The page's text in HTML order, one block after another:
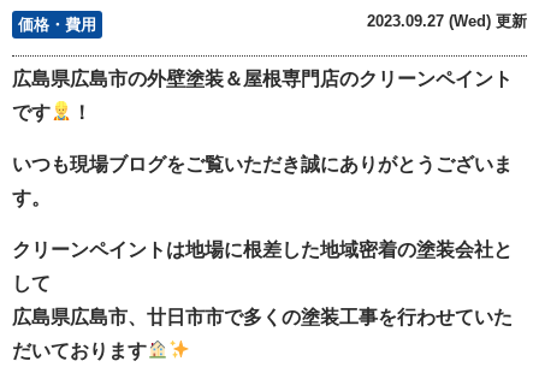
価格・費用 2023.09.27 (Wed) 更新
広島県広島市の外壁塗装＆屋根専門店のクリーンペイント
です
！
いつも現場ブログをご覧いただき誠にありがとうございま
す。
クリーンペイントは地場に根差した地域密着の塗装会社と
して
広島県広島市、廿日市市で多くの塗装工事を行わせていた
だいております